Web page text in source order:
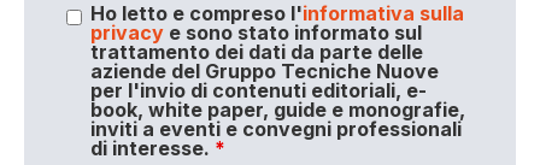
Ho letto e compreso l'informativa sulla
privacye sono stato informato sul
trattamento dei dati da parte delle
aziende del Gruppo Tecniche Nuove
per l'invio di contenuti editoriali, e-
book, white paper, guide e monografie,
inviti a eventi e convegni professionali
di interesse. *